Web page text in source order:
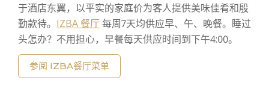
于酒店东翼，以平实的家庭价为客人提供美味佳肴和殷
勤款待。 IZBA 餐厅每周7天均供应早、午、晚餐。睡过
头怎办？不用担心，早餐每天供应时间到下午4:00。
参阅 IZBA餐厅菜单